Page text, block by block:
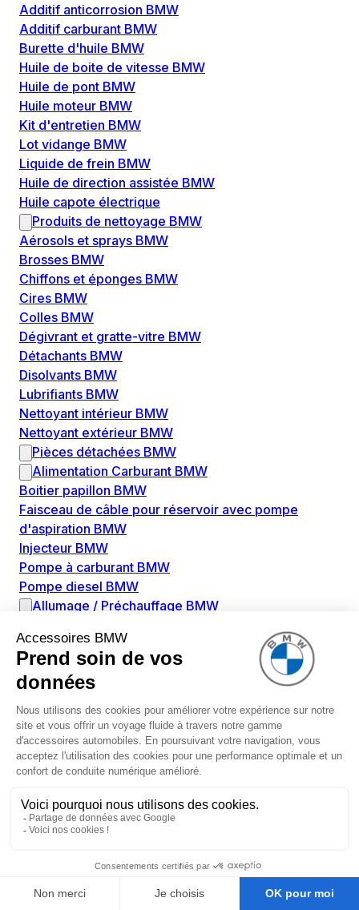
Additif anticorrosion BMW
Additif carburant BMW
Burette d'huile BMW
Huile de boite de vitesse BMW
Huile de pont BMW
Huile moteur BMW
Kit d'entretien BMW
Lot vidange BMW
Liquide de frein BMW
Huile de direction assistée BMW
Huile capote électrique
Produits de nettoyage BMW
Aérosols et sprays BMW
Brosses BMW
Chiffons et éponges BMW
Cires BMW
Colles BMW
Dégivrant et gratte-vitre BMW
Détachants BMW
Disolvants BMW
Lubrifiants BMW
Nettoyant intérieur BMW
Nettoyant extérieur BMW
Pièces détachées BMW
Alimentation Carburant BMW
Boitier papillon BMW
Faisceau de câble pour réservoir avec pompe
d'aspiration BMW
Injecteur BMW
Pompe à carburant BMW
Pompe diesel BMW
Allumage / Préchauffage BMW
Boitier de préchauffage BMW
Bougie de préchauffage BMW
Amortissement BMW
Amortisseurs BMW
Amortisseur de vibrations BMW
Cassette de ressort en roulé BMW
Kit de réparation amortisseur BMW
Ressort hélicoïdal BMW
Boîte de vitesse BMW
Adaptateur pièce de montage boîte de vitesse BMW
Capteurs BMW
Capteur d'arbre à cames BMW